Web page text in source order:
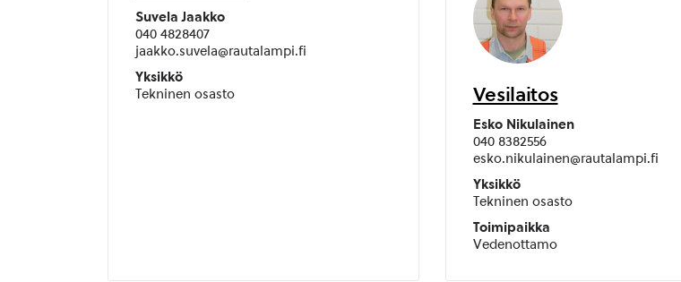
Suvela Jaakko
040 4828407
jaakko.suvela@rautalampi.fi
Yksikkö
Tekninen osasto
Vesilaitos
Esko Nikulainen
040 8382556
esko.nikulainen@rautalampi.fi
Yksikkö
Tekninen osasto
Toimipaikka
Vedenottamo